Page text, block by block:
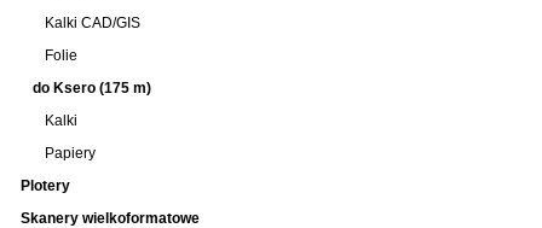
Kalki CAD/GIS
Folie
do Ksero (175 m)
Kalki
Papiery
Plotery
Skanery wielkoformatowe